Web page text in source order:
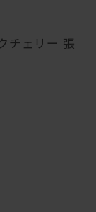
チェリー 張